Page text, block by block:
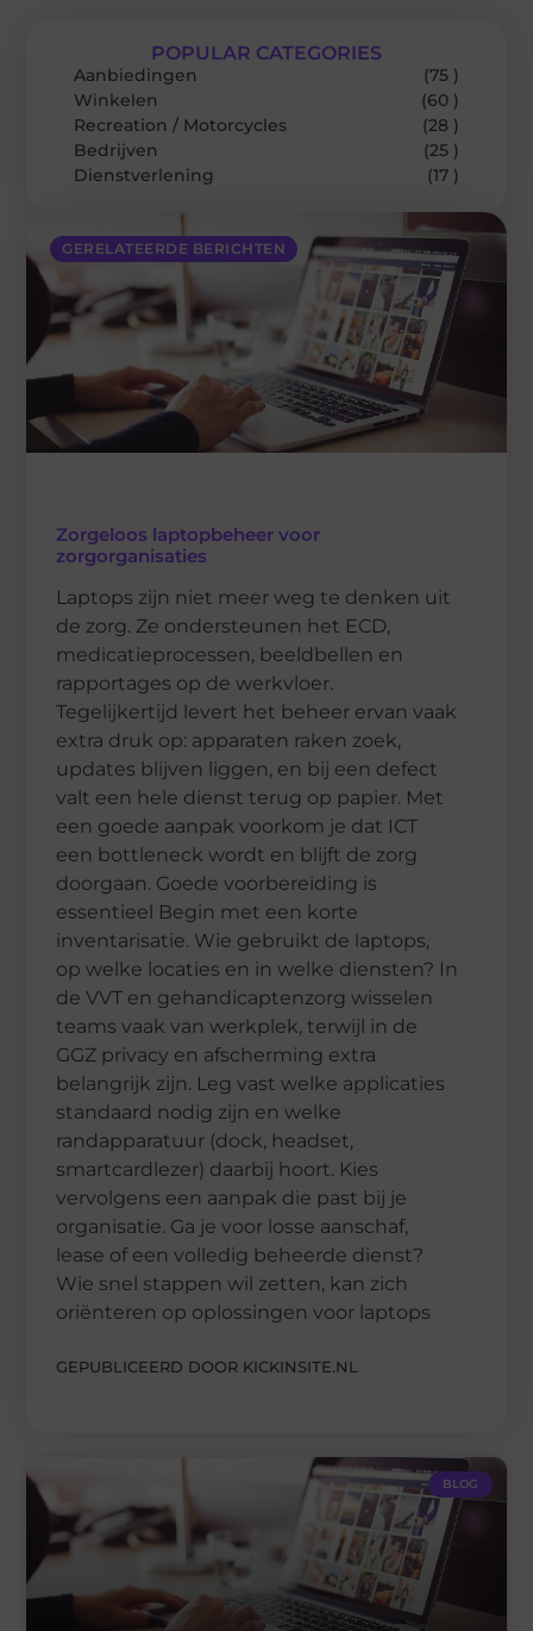
GERELATEERDE BERICHTEN
Zorgeloos laptopbeheer voor
zorgorganisaties
Laptops zijn niet meer weg te denken uit
de zorg. Ze ondersteunen het ECD,
medicatieprocessen, beeldbellen en
rapportages op de werkvloer.
Tegelijkertijd levert het beheer ervan vaak
extra druk op: apparaten raken zoek,
updates blijven liggen, en bij een defect
valt een hele dienst terug op papier. Met
een goede aanpak voorkom je dat ICT
een bottleneck wordt en blijft de zorg
doorgaan. Goede voorbereiding is
essentieel Begin met een korte
inventarisatie. Wie gebruikt de laptops,
op welke locaties en in welke diensten? In
de VVT en gehandicaptenzorg wisselen
teams vaak van werkplek, terwijl in de
GGZ privacy en afscherming extra
belangrijk zijn. Leg vast welke applicaties
standaard nodig zijn en welke
randapparatuur (dock, headset,
smartcardlezer) daarbij hoort. Kies
vervolgens een aanpak die past bij je
organisatie. Ga je voor losse aanschaf,
lease of een volledig beheerde dienst?
Wie snel stappen wil zetten, kan zich
oriënteren op oplossingen voor laptops
GEPUBLICEERD DOOR KICKINSITE.NL
POPULAR CATEGORIES
Aanbiedingen
(75 )
Winkelen
(60 )
Recreation / Motorcycles
(28 )
Bedrijven
(25 )
Dienstverlening
(17 )
BLOG